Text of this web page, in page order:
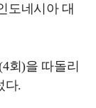
도네시아 대
회)을 따돌리
다.